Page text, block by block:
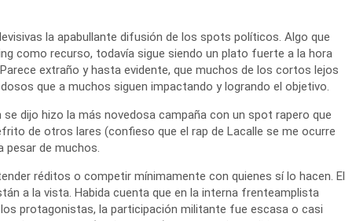
la apabullante difusión de los spots políticos. Algo que
como recurso, todavía sigue siendo un plato fuerte a la hora
extraño y hasta evidente, que muchos de los cortos lejos
que a muchos siguen impactando y logrando el objetivo.
dijo hizo la más novedosa campaña con un spot rapero que
de otros lares (confieso que el rap de Lacalle se me ocurre
pesar de muchos.
réditos o competir mínimamente con quienes sí lo hacen. El
a la vista. Habida cuenta que en la interna frenteamplista
protagonistas, la participación militante fue escasa o casi